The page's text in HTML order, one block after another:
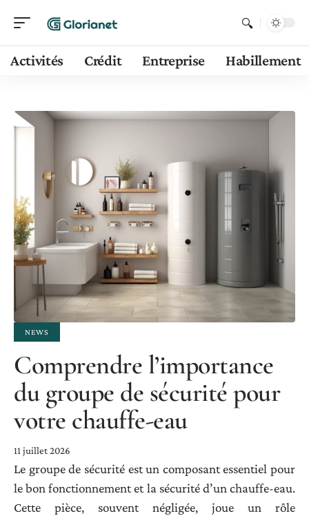
Activités Crédit Entreprise Habillement
NEWS
Comprendre l’importance
du groupe de sécurité pour
votre chauffe-eau
11 juillet 2026
Le groupe de sécurité est un composant essentiel pour
le bon fonctionnement et la sécurité d’un chauffe-eau.
Cette pièce, souvent négligée, joue un rôle